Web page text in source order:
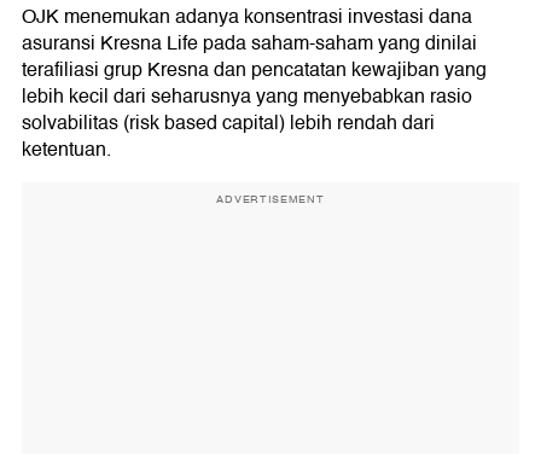
OJK menemukan adanya konsentrasi investasi dana
asuransi Kresna Life pada saham-saham yang dinilai
terafiliasi grup Kresna dan pencatatan kewajiban yang
lebih kecil dari seharusnya yang menyebabkan rasio
solvabilitas (risk based capital) lebih rendah dari
ketentuan.
ADVERTISEMENT